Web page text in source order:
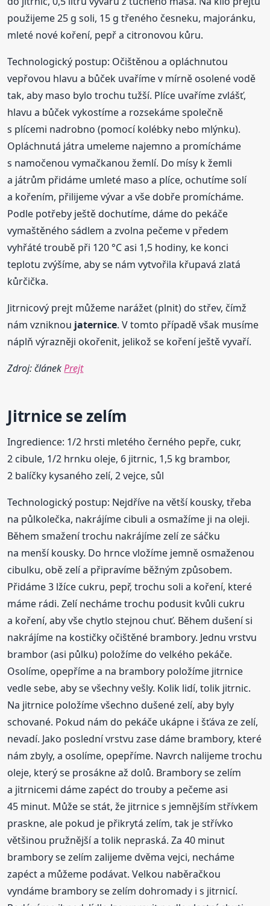
použijeme 25 g soli, 15 g třeného česneku, majoránku,
mleté nové koření, pepř a citronovou kůru.
Technologický postup: Očištěnou a opláchnutou
vepřovou hlavu a bůček uvaříme v mírně osolené vodě
tak, aby maso bylo trochu tužší. Plíce uvaříme zvlášť,
hlavu a bůček vykostíme a rozsekáme společně
s plícemi nadrobno (pomocí kolébky nebo mlýnku).
Opláchnutá játra umeleme najemno a promícháme
s namočenou vymačkanou žemlí. Do mísy k žemli
a játrům přidáme umleté maso a plíce, ochutíme solí
a kořením, přilijeme vývar a vše dobře promícháme.
Podle potřeby ještě dochutíme, dáme do pekáče
vymaštěného sádlem a zvolna pečeme v předem
vyhřáté troubě při 120 °C asi 1,5 hodiny, ke konci
teplotu zvýšíme, aby se nám vytvořila křupavá zlatá
kůrčička.
Jitrnicový prejt můžeme narážet (plnit) do střev, čímž
nám vzniknou jaternice. V tomto případě však musíme
náplň výrazněji okořenit, jelikož se koření ještě vyvaří.
Zdroj: článekPrejt
Jitrnice se zelím
Ingredience: 1/2 hrsti mletého černého pepře, cukr,
2 cibule, 1/2 hrnku oleje, 6 jitrnic, 1,5 kg brambor,
2 balíčky kysaného zelí, 2 vejce, sůl
Technologický postup: Nejdříve na větší kousky, třeba
na půlkolečka, nakrájíme cibuli a osmažíme ji na oleji.
Během smažení trochu nakrájíme zelí ze sáčku
na menší kousky. Do hrnce vložíme jemně osmaženou
cibulku, obě zelí a připravíme běžným způsobem.
Přidáme 3 lžíce cukru, pepř, trochu soli a koření, které
máme rádi. Zelí necháme trochu podusit kvůli cukru
a koření, aby vše chytlo stejnou chuť. Během dušení si
nakrájíme na kostičky očištěné brambory. Jednu vrstvu
brambor (asi půlku) položíme do velkého pekáče.
Osolíme, opepříme a na brambory položíme jitrnice
vedle sebe, aby se všechny vešly. Kolik lidí, tolik jitrnic.
Na jitrnice položíme všechno dušené zelí, aby byly
schované. Pokud nám do pekáče ukápne i šťáva ze zelí,
nevadí. Jako poslední vrstvu zase dáme brambory, které
nám zbyly, a osolíme, opepříme. Navrch nalijeme trochu
oleje, který se prosákne až dolů. Brambory se zelím
a jitrnicemi dáme zapéct do trouby a pečeme asi
45 minut. Může se stát, že jitrnice s jemnějším střívkem
praskne, ale pokud je přikrytá zelím, tak je střívko
většinou pružnější a tolik nepraská. Za 40 minut
brambory se zelím zalijeme dvěma vejci, necháme
zapéct a můžeme podávat. Velkou naběračkou
vyndáme brambory se zelím dohromady i s jitrnicí.